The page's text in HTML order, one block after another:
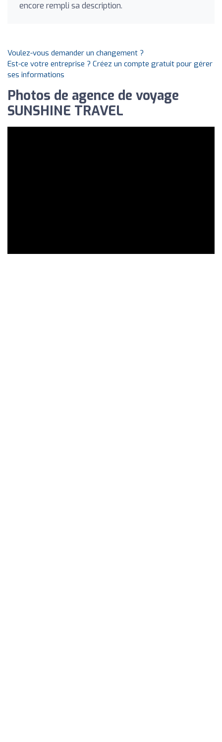
encore rempli sa description.
Voulez-vous demander un changement ?
Est-ce votre entreprise ? Créez un compte gratuit pour gérer
ses informations
Photos de agence de voyage
SUNSHINE TRAVEL